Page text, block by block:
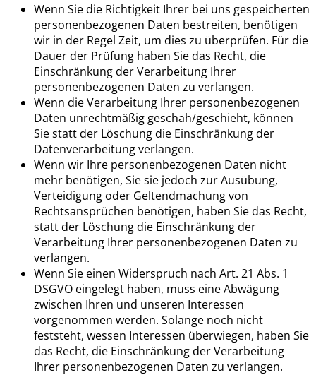
Wenn Sie die Richtigkeit Ihrer bei uns gespeicherten
personenbezogenen Daten bestreiten, benötigen
wir in der Regel Zeit, um dies zu überprüfen. Für die
Dauer der Prüfung haben Sie das Recht, die
Einschränkung der Verarbeitung Ihrer
personenbezogenen Daten zu verlangen.
Wenn die Verarbeitung Ihrer personenbezogenen
Daten unrechtmäßig geschah/geschieht, können
Sie statt der Löschung die Einschränkung der
Datenverarbeitung verlangen.
Wenn wir Ihre personenbezogenen Daten nicht
mehr benötigen, Sie sie jedoch zur Ausübung,
Verteidigung oder Geltendmachung von
Rechtsansprüchen benötigen, haben Sie das Recht,
statt der Löschung die Einschränkung der
Verarbeitung Ihrer personenbezogenen Daten zu
verlangen.
Wenn Sie einen Widerspruch nach Art. 21 Abs. 1
DSGVO eingelegt haben, muss eine Abwägung
zwischen Ihren und unseren Interessen
vorgenommen werden. Solange noch nicht
feststeht, wessen Interessen überwiegen, haben Sie
das Recht, die Einschränkung der Verarbeitung
Ihrer personenbezogenen Daten zu verlangen.